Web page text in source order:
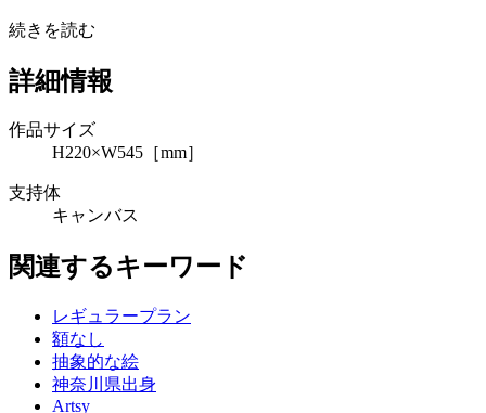
続きを読む
詳細情報
作品サイズ
H220×W545［mm］
支持体
キャンバス
関連するキーワード
レギュラープラン
額なし
抽象的な絵
神奈川県出身
Artsy